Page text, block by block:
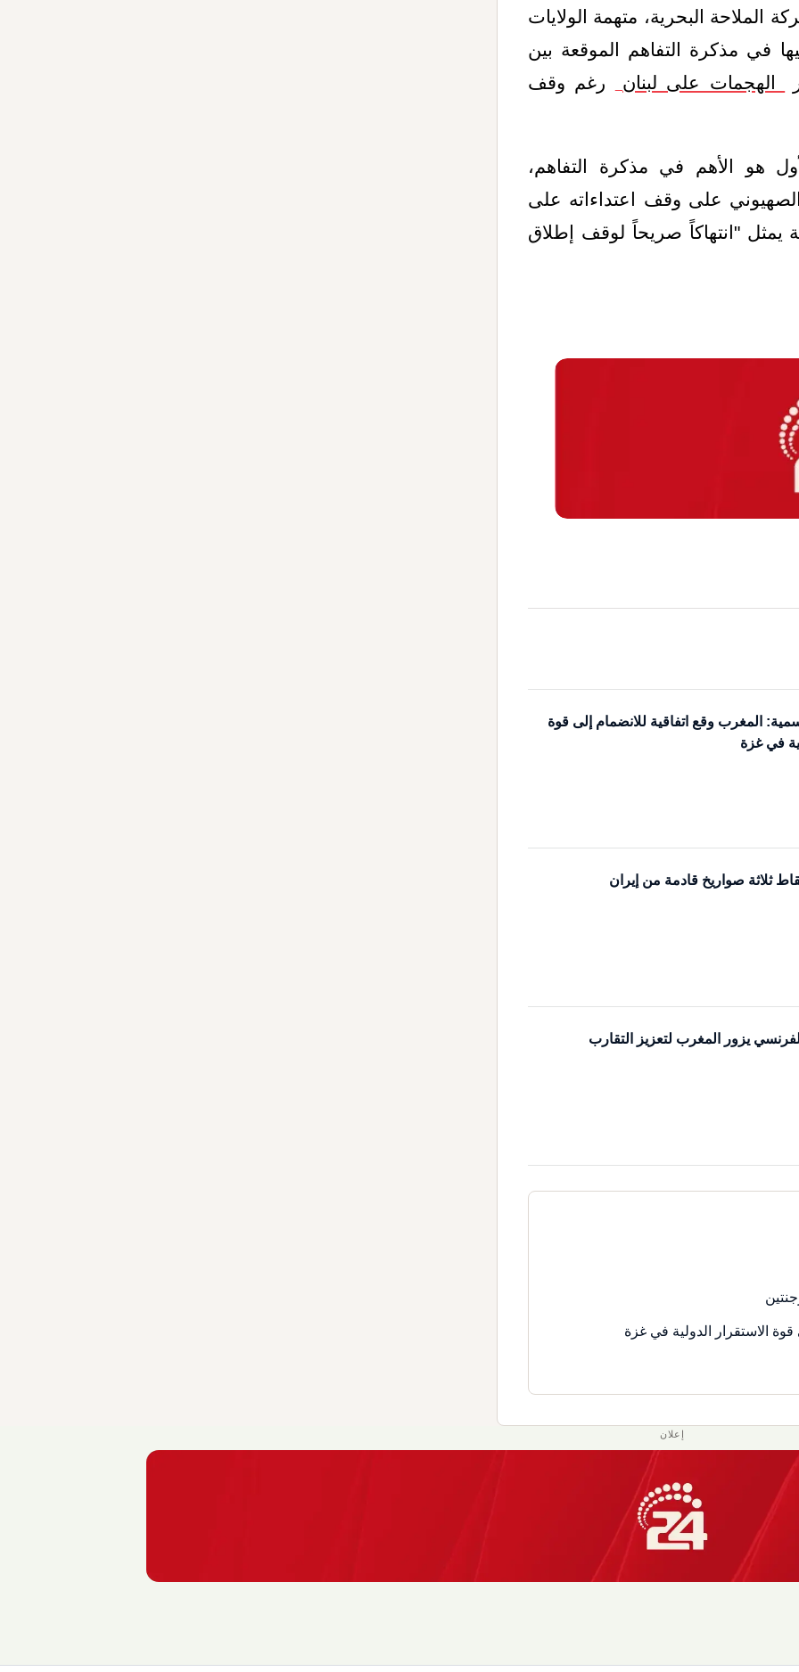
الملاحة البحرية، متهمة الولايات
في مذكرة التفاهم الموقعة بين
الهجمات على لبنان
رغم وقف
هو الأهم في مذكرة التفاهم،
الصهيوني على وقف اعتداءاته على
يمثل "انتهاكاً صريحاً لوقف إطلاق
المغرب وقع اتفاقية للانضمام إلى قوة
في غزة
ثلاثة صواريخ قادمة من إيران
يزور المغرب لتعزيز التقارب
الاستقرار الدولية في غزة
إعلان